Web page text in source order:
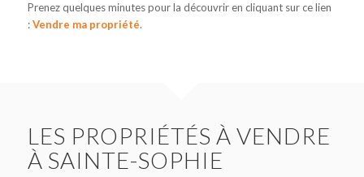
Prenez quelques minutes pour la découvrir en cliquant sur ce lien
:Vendre ma propriété.
LES PROPRIÉTÉS À VENDRE
À SAINTE-SOPHIE